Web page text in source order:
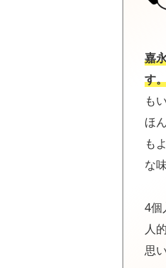
嘉
す
も
ほ
も
な
4個
人
思